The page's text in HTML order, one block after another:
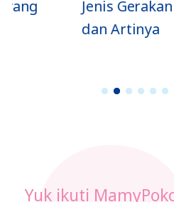
Jenis Gerakan Si Kecil
dan Artinya
1 2 3 4 5 6
Yuk ikuti